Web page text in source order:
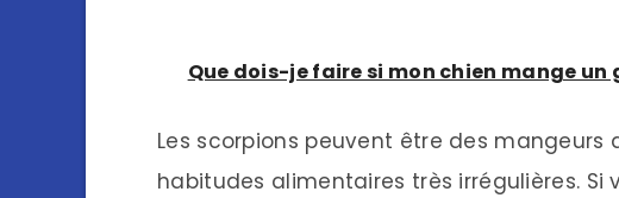
Que dois-je faire si mon chien mange un
Les scorpions peuvent être des
habitudes alimentaires très irrégulières. Si